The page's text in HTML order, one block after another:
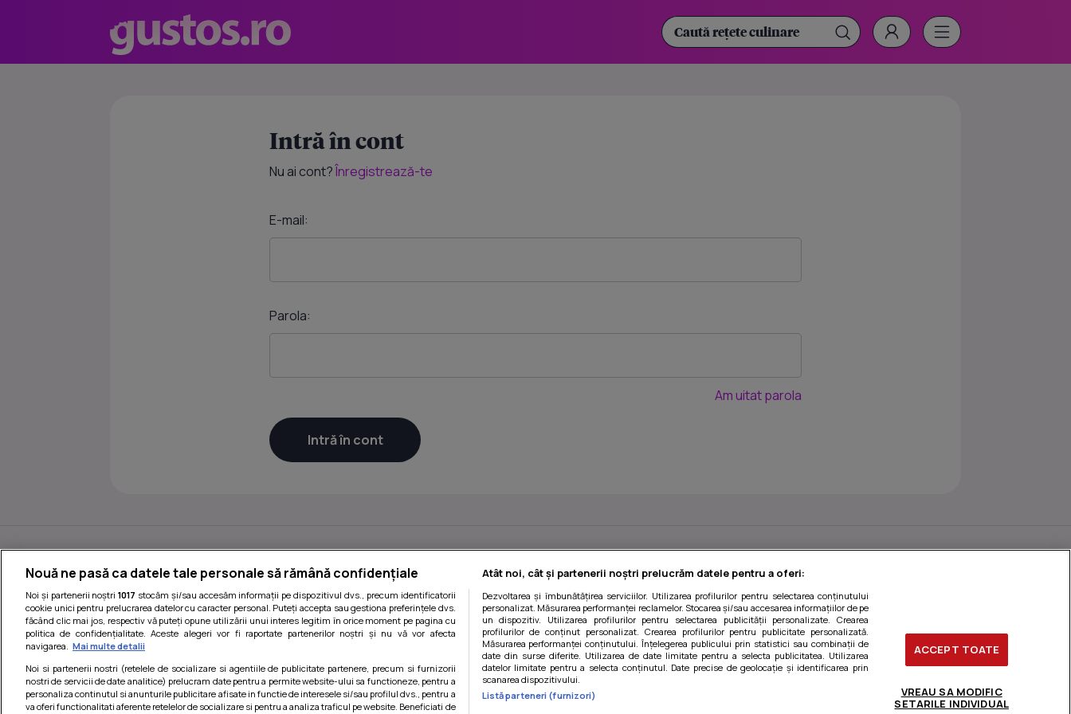
Intră în cont
Nu ai cont?Înregistrează-te
E-mail:
Parola:
Am uitat parola
Termeni si conditii|Politica de confidentialitate Politica de utilizare cookie-uri
Nouă ne pasă ca datele tale personale să rămână confidențiale
Noi și partenerii noștri1017 stocăm și/sau accesăm informații pe dispozitivul dvs., precum identificatorii
cookie unici pentru prelucrarea datelor cu caracter personal. Puteți accepta sau gestiona preferințele dvs.
făcând clic mai jos, respectiv vă puteți opune utilizării unui interes legitim în orice moment pe pagina cu
politica de confidențialitate. Aceste alegeri vor fi raportate partenerilor noștri și nu vă vor afecta
navigarea. Mai multe detalii
Noi si partenerii nostri (retelele de socializare si agentiile de publicitate partenere, precum si furnizorii
nostri de servicii de date analitice) prelucram date pentru a permite website-ului sa functioneze, pentru a
personaliza continutul si anunturile publicitare afisate in functie de interesele si/sau profilul dvs., pentru a
va oferi functionalitati aferente retelelor de socializare si pentru a analiza traficul pe website. Beneficiati de
Atât noi, cât și partenerii noștri prelucrăm datele pentru a oferi:
Dezvoltarea și îmbunătățirea serviciilor. Utilizarea profilurilor pentru selectarea conținutului
personalizat. Măsurarea performanței reclamelor. Stocarea și/sau accesarea informațiilor de pe
un dispozitiv. Utilizarea profilurilor pentru selectarea publicității personalizate. Crearea
profilurilor de conținut personalizat. Crearea profilurilor pentru publicitate personalizată.
Măsurarea performanței conținutului. Înțelegerea publicului prin statistici sau combinații de
date din surse diferite. Utilizarea de date limitate pentru a selecta publicitatea. Utilizarea
datelor limitate pentru a selecta conținutul. Date precise de geolocație și identificarea prin
scanarea dispozitivului.
Listă parteneri (furnizori)
ACCEPT TOATE
VREAU SA MODIFIC
SETARILE INDIVIDUAL